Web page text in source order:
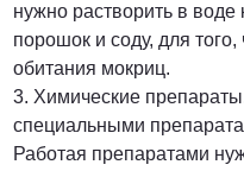
нужно растворить в
порошок и соду, для
обитания мокриц.
3. Химические
специальными
Работая препаратами